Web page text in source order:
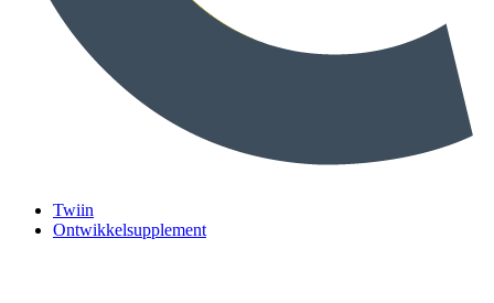
Twiin
Ontwikkelsupplement